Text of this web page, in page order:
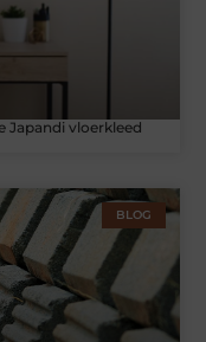
Japandi vloerkleed
BLOG